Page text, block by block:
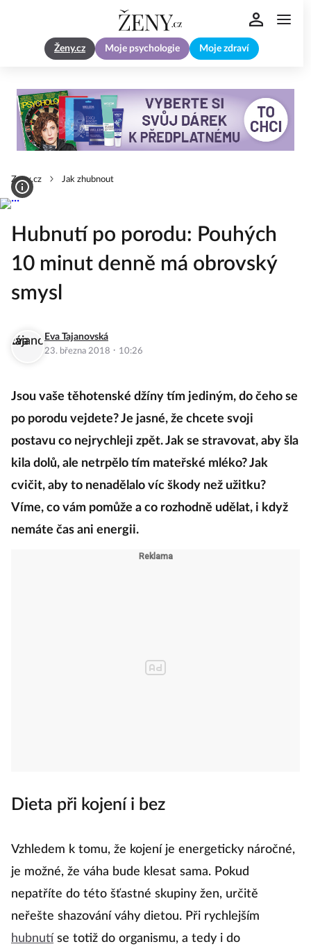
Ženy.cz Moje psychologie Moje zdraví
Zeny.cz Jak zhubnout
Hubnutí po porodu: Pouhých
10 minut denně má obrovský
smysl
Eva Tajanovská
23. března 2018 · 10:26
Jsou vaše těhotenské džíny tím jediným, do čeho se
po porodu vejdete? Je jasné, že chcete svoji
postavu co nejrychleji zpět. Jak se stravovat, aby šla
kila dolů, ale netrpělo tím mateřské mléko? Jak
cvičit, aby to nenadělalo víc škody než užitku?
Víme, co vám pomůže a co rozhodně udělat, i když
nemáte čas ani energii.
Dieta při kojení i bez
Vzhledem k tomu, že kojení je energeticky náročné,
je možné, že váha bude klesat sama. Pokud
nepatříte do této šťastné skupiny žen, určitě
neřešte shazování váhy dietou. Při rychlejším
hubnutí se totiž do organismu, a tedy i do